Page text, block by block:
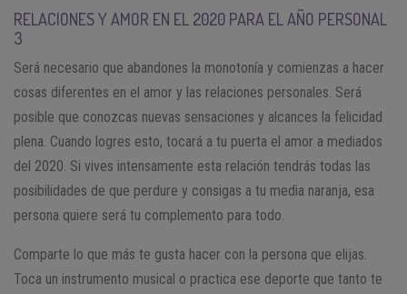
RELACIONES Y AMOR EN EL 2020 PARA EL AÑO PERSONAL
3
Será necesario que abandones la monotonía y comienzas a hacer
cosas diferentes en el amor y las relaciones personales. Será
posible que conozcas nuevas sensaciones y alcances la felicidad
plena. Cuando logres esto, tocará a tu puerta el amor a mediados
del 2020. Si vives intensamente esta relación tendrás todas las
posibilidades de que perdure y consigas a tu media naranja, esa
persona quiere será tu complemento para todo.
Comparte lo que más te gusta hacer con la persona que elijas.
Toca un instrumento musical o practica ese deporte que tanto te